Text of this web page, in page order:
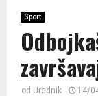
Sport
od Urednik 14/